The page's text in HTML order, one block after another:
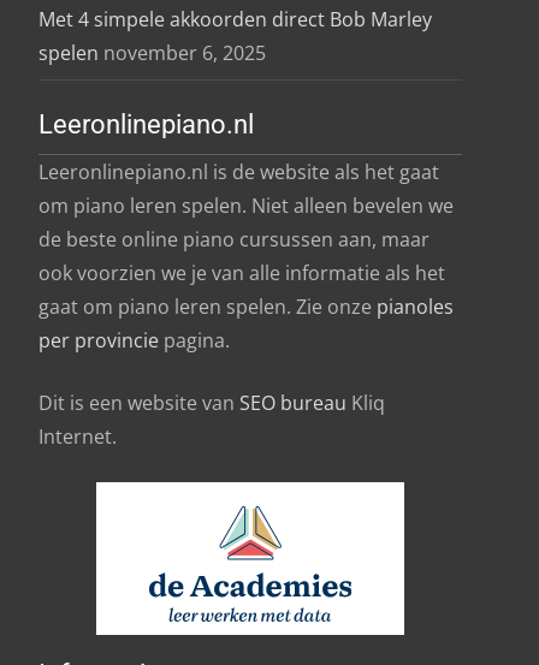
Met 4 simpele akkoorden direct Bob Marley
spelen november 6, 2025
Leeronlinepiano.nl
Leeronlinepiano.nl is de website als het gaat
om piano leren spelen. Niet alleen bevelen we
de beste online piano cursussen aan, maar
ook voorzien we je van alle informatie als het
gaat om piano leren spelen. Zie onze pianoles
per provincie pagina.
Dit is een website van SEO bureau Kliq
Internet.